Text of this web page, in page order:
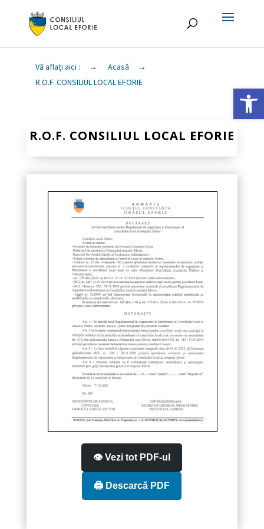
Deschide
Vă aflați aici : → Acasă
→
R.O.F. CONSILIUL LOCAL EFORIE
R.O.F. CONSILIUL LOCAL EFORIE
👁️ Vezi tot PDF-ul
🖨️ Descarcă PDF